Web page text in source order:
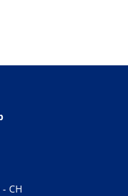
CH